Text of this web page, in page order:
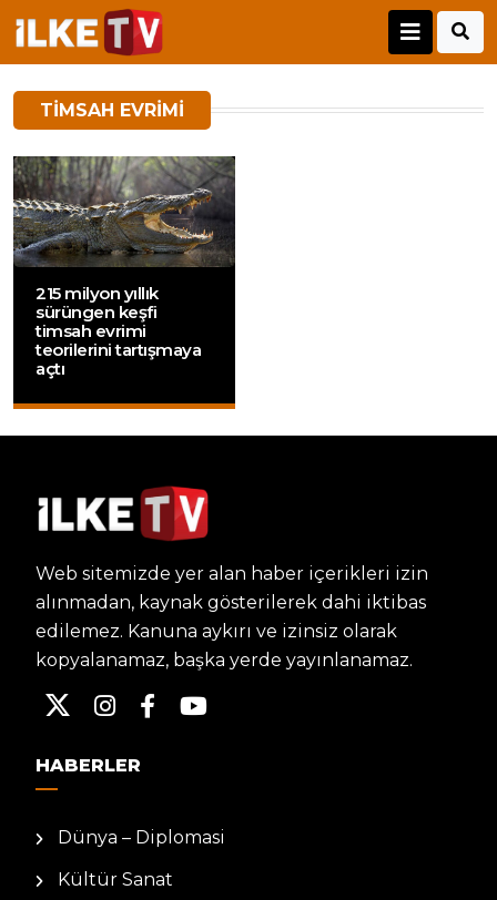
TIMSAH EVRIMI
215 milyon yıllık
sürüngen keşfi
timsah evrimi
teorilerini tartışmaya
açtı
Web sitemizde yer alan haber içerikleri izin
alınmadan, kaynak gösterilerek dahi iktibas
edilemez. Kanuna aykırı ve izinsiz olarak
kopyalanamaz, başka yerde yayınlanamaz.
HABERLER
Dünya – Diplomasi
Kültür Sanat